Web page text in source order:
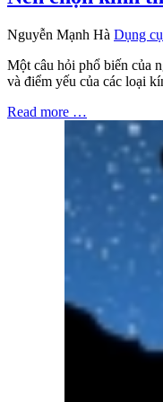
Nguyễn Mạnh Hà Dụng
Một câu hỏi phổ biến của
và điểm yếu của các loại
Read more …